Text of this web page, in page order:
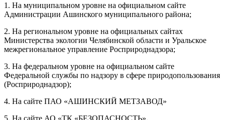
1. На муниципальном уровне на официальном сайте
Администрации Ашинского муниципального района;
2. На региональном уровне на официальных сайтах
Министерства экологии Челябинской области и Уральское
межрегиональное управление Росприроднадзора;
3. На федеральном уровне на официальном сайте
Федеральной службы по надзору в сфере природопользования
(Росприроднадзор);
4. На сайте ПАО «АШИНСКИЙ МЕТЗАВОД»
5. На сайте АО «ТК «БЕЗОПАСНОСТЬ».